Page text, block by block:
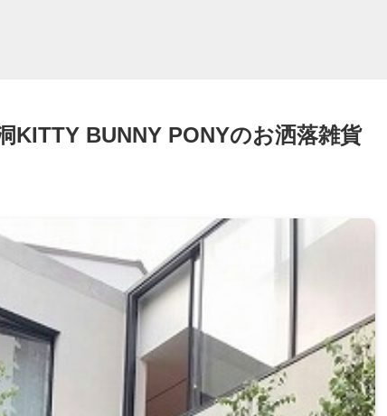
KITTY BUNNY PONYのお洒落雑貨